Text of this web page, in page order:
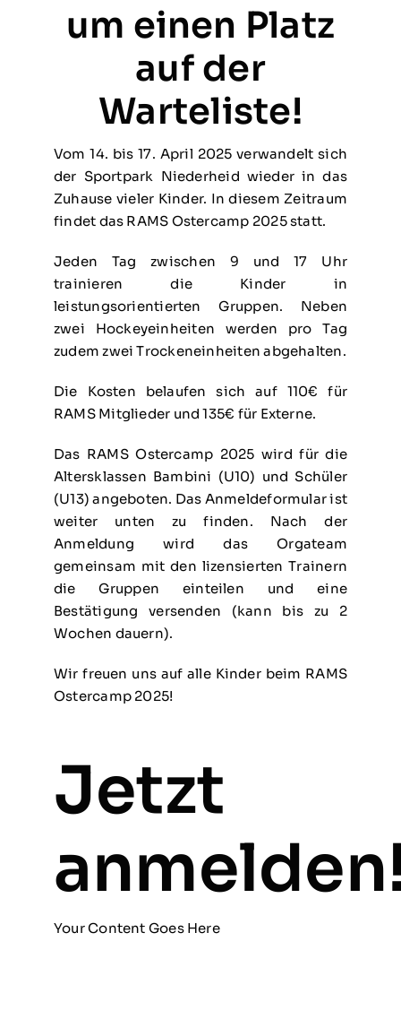
um einen Platz
auf der
Warteliste!
Vom 14. bis 17. April 2025 verwandelt sich
der Sportpark Niederheid wieder in das
Zuhause vieler Kinder. In diesem Zeitraum
findet das RAMS Ostercamp 2025 statt.
Jeden Tag zwischen 9 und 17 Uhr
trainieren die Kinder in
leistungsorientierten Gruppen. Neben
zwei Hockeyeinheiten werden pro Tag
zudem zwei Trockeneinheiten abgehalten.
Die Kosten belaufen sich auf 110€ für
RAMS Mitglieder und 135€ für Externe.
Das RAMS Ostercamp 2025 wird für die
Altersklassen Bambini (U10) und Schüler
(U13) angeboten. Das Anmeldeformular ist
weiter unten zu finden. Nach der
Anmeldung wird das Orgateam
gemeinsam mit den lizensierten Trainern
die Gruppen einteilen und eine
Bestätigung versenden (kann bis zu 2
Wochen dauern).
Wir freuen uns auf alle Kinder beim RAMS
Ostercamp 2025!
Jetzt
Your Content Goes Here